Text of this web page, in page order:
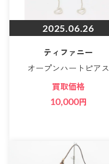
2025.06.26
ティファニー
オープンハートピアス
買取価格
10,000円